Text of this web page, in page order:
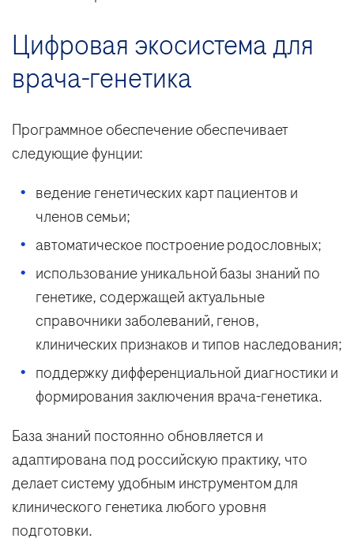
Цифровая экосистема для
врача-генетика
Программное обеспечение обеспечивает
следующие фунции:
ведение генетических карт пациентов и
членов семьи;
автоматическое построение родословных;
использование уникальной базы знаний по
генетике, содержащей актуальные
справочники заболеваний, генов,
клинических признаков и типов наследования;
поддержку дифференциальной диагностики и
формирования заключения врача-генетика.
База знаний постоянно обновляется и
адаптирована под российскую практику, что
делает систему удобным инструментом для
клинического генетика любого уровня
подготовки.